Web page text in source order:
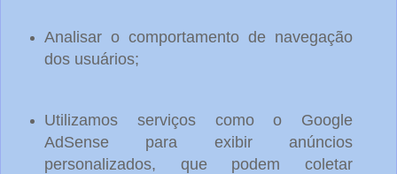
Analisar o comportamento de navegação
dos usuários;
Utilizamos serviços como o Google
AdSense para exibir anúncios
personalizados, que podem coletar